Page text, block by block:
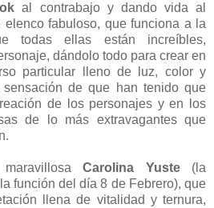
al contrabajo y dando vida al
elenco fabuloso, que funciona a la
todas ellas están increíbles,
dándolo todo para crear en
particular lleno de luz, color y
de que han tenido que
de los personajes y en los
de lo más extravagantes que
maravillosaCarolina Yuste(la
función del día 8 de Febrero), que
llena de vitalidad y ternura,